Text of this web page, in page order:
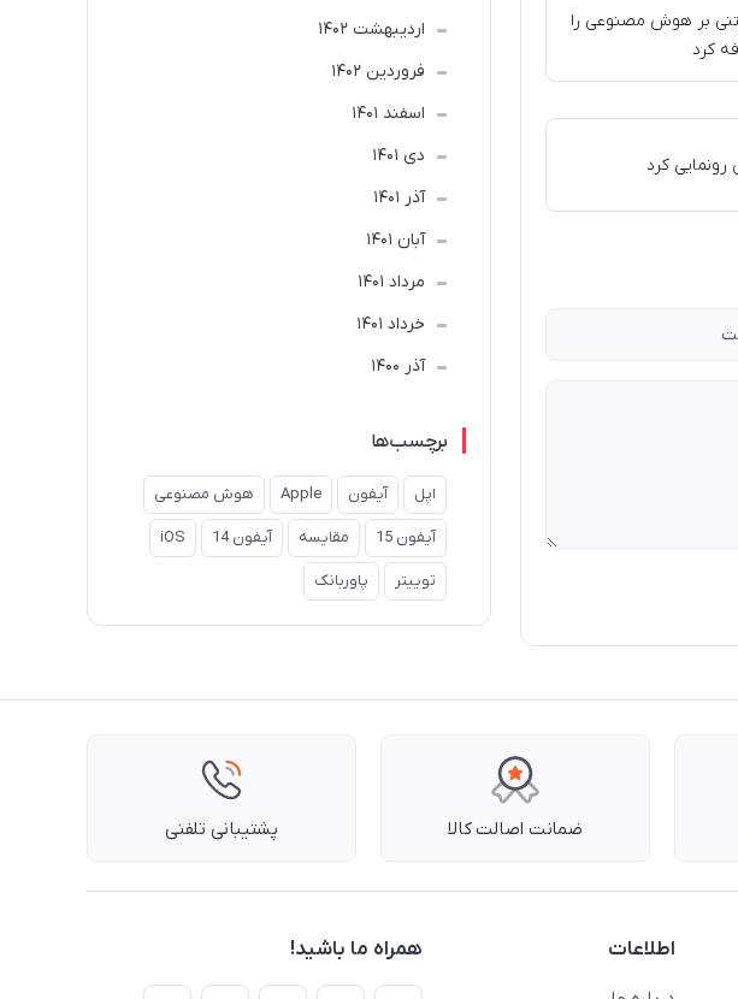
بر هوش مصنوعی را
کرد
رونمایی کرد
ارديبهشت 1402
فروردین 1402
اسفند 1401
دی 1401
آذر 1401
آبان 1401
مرداد 1401
خرداد 1401
آذر 1400
برچسب‌ها
اپل آیفون Apple هوش مصنوعی
آیفون 15 مقایسه آیفون 14 iOS
توییتر پاوربانک
ضمانت اصالت کالا پشتیبانی تلفنی
اطلاعات همراه ما باشید!